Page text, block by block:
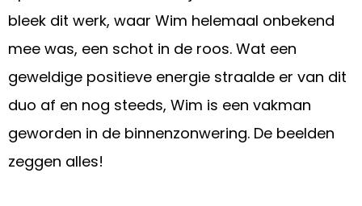
bleek dit werk, waar Wim helemaal onbekend
mee was, een schot in de roos. Wat een
geweldige positieve energie straalde er van dit
duo af en nog steeds, Wim is een vakman
geworden in de binnenzonwering. De beelden
zeggen alles!